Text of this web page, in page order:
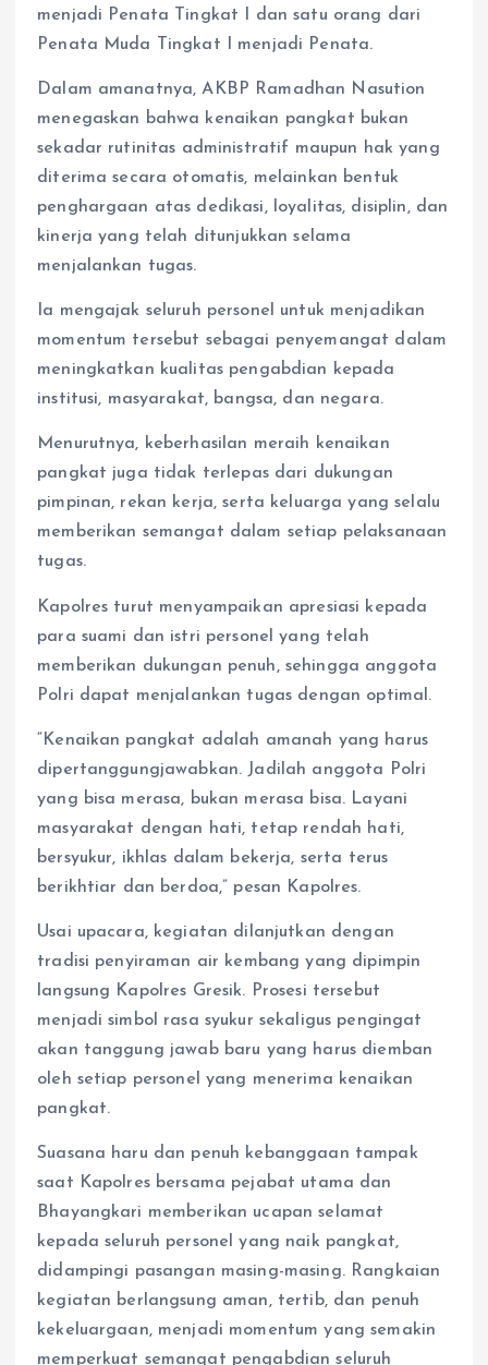
menjadi Penata Tingkat I dan satu orang dari
Penata Muda Tingkat I menjadi Penata.
Dalam amanatnya, AKBP Ramadhan Nasution
menegaskan bahwa kenaikan pangkat bukan
sekadar rutinitas administratif maupun hak yang
diterima secara otomatis, melainkan bentuk
penghargaan atas dedikasi, loyalitas, disiplin, dan
kinerja yang telah ditunjukkan selama
menjalankan tugas.
Ia mengajak seluruh personel untuk menjadikan
momentum tersebut sebagai penyemangat dalam
meningkatkan kualitas pengabdian kepada
institusi, masyarakat, bangsa, dan negara.
Menurutnya, keberhasilan meraih kenaikan
pangkat juga tidak terlepas dari dukungan
pimpinan, rekan kerja, serta keluarga yang selalu
memberikan semangat dalam setiap pelaksanaan
tugas.
Kapolres turut menyampaikan apresiasi kepada
para suami dan istri personel yang telah
memberikan dukungan penuh, sehingga anggota
Polri dapat menjalankan tugas dengan optimal.
“Kenaikan pangkat adalah amanah yang harus
dipertanggungjawabkan. Jadilah anggota Polri
yang bisa merasa, bukan merasa bisa. Layani
masyarakat dengan hati, tetap rendah hati,
bersyukur, ikhlas dalam bekerja, serta terus
berikhtiar dan berdoa,” pesan Kapolres.
Usai upacara, kegiatan dilanjutkan dengan
tradisi penyiraman air kembang yang dipimpin
langsung Kapolres Gresik. Prosesi tersebut
menjadi simbol rasa syukur sekaligus pengingat
akan tanggung jawab baru yang harus diemban
oleh setiap personel yang menerima kenaikan
pangkat.
Suasana haru dan penuh kebanggaan tampak
saat Kapolres bersama pejabat utama dan
Bhayangkari memberikan ucapan selamat
kepada seluruh personel yang naik pangkat,
didampingi pasangan masing-masing. Rangkaian
kegiatan berlangsung aman, tertib, dan penuh
kekeluargaan, menjadi momentum yang semakin
memperkuat semangat pengabdian seluruh